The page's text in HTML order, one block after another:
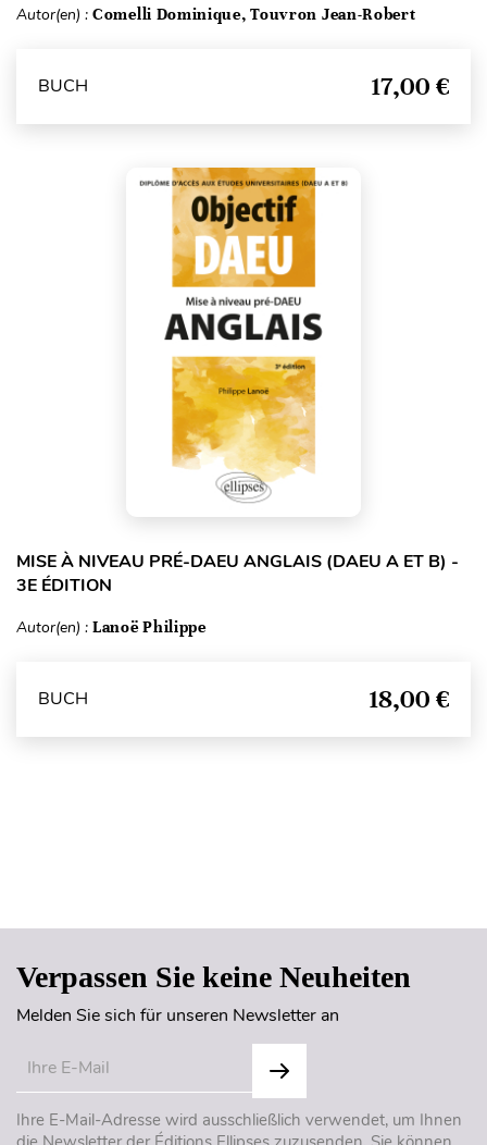
Autor(en) : Comelli Dominique, Touvron Jean-Robert
BUCH 17,00 €
MISE À NIVEAU PRÉ-DAEU ANGLAIS (DAEU A ET B) -
3E ÉDITION
Autor(en) : Lanoë Philippe
BUCH 18,00 €
Verpassen Sie keine Neuheiten
Melden Sie sich für unseren Newsletter an
Ihre E-Mail-Adresse wird ausschließlich verwendet, um Ihnen